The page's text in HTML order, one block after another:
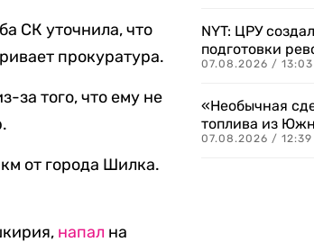
СК уточнила, что
прокуратура.
за того, что ему не
от города Шилка.
напал на
NYT: ЦРУ
подготовки
07.08.2026 / 13:03
«Необычная
топлива из
07.08.2026 / 12:39